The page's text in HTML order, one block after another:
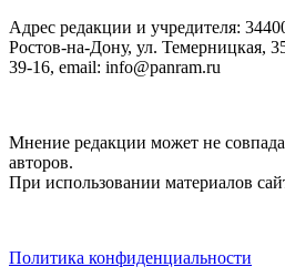
Адрес редакции и учредителя:
Ростов-на-Дону, ул. Темерницкая,
39-16, email: info@panram.ru
Мнение редакции может не
авторов.
При использовании материалов
Политика конфиденциальности